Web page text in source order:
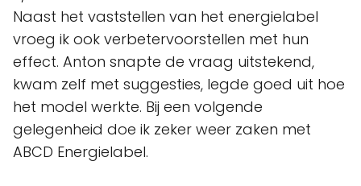
Naast het vaststellen van het energielabel
vroeg ik ook verbetervoorstellen met hun
effect. Anton snapte de vraag uitstekend,
kwam zelf met suggesties, legde goed uit hoe
het model werkte. Bij een volgende
gelegenheid doe ik zeker weer zaken met
ABCD Energielabel.